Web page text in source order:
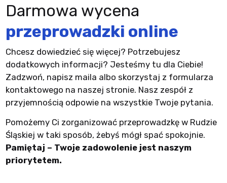
Darmowa wycena
przeprowadzki online
Chcesz dowiedzieć się więcej? Potrzebujesz
dodatkowych informacji? Jesteśmy tu dla Ciebie!
Zadzwoń, napisz maila albo skorzystaj z formularza
kontaktowego na naszej stronie. Nasz zespół z
przyjemnością odpowie na wszystkie Twoje pytania.
Pomożemy Ci zorganizować przeprowadzkę w Rudzie
Śląskiej w taki sposób, żebyś mógł spać spokojnie.
Pamiętaj – Twoje zadowolenie jest naszym
priorytetem.